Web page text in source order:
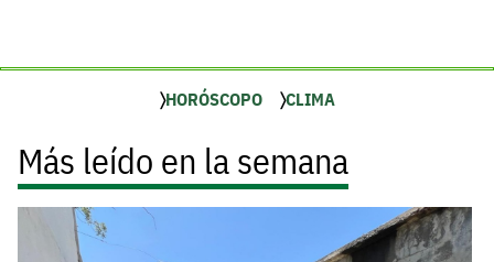
HORÓSCOPO CLIMA
Más leído en la semana